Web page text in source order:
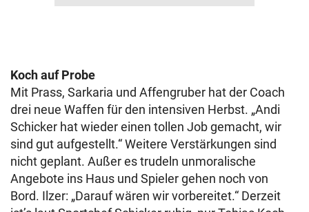
Koch auf Probe
Mit Prass, Sarkaria und Affengruber hat der Coach
drei neue Waffen für den intensiven Herbst. „Andi
Schicker hat wieder einen tollen Job gemacht, wir
sind gut aufgestellt.“ Weitere Verstärkungen sind
nicht geplant. Außer es trudeln unmoralische
Angebote ins Haus und Spieler gehen noch von
Bord. Ilzer: „Darauf wären wir vorbereitet.“ Derzeit